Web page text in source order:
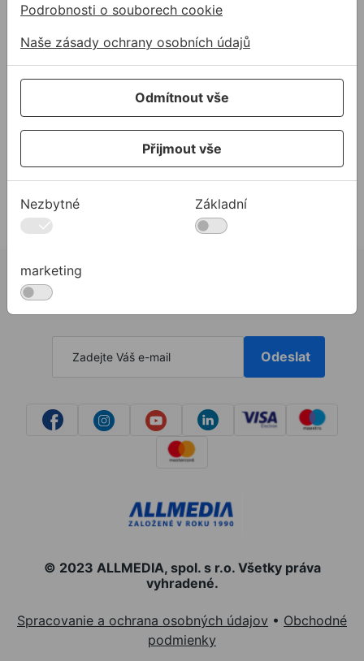
Aktuality
Partneři
Reference
AKO NAKUPOVAŤ
Proč nakupovat u nás?
Obchodní podmínky
Zásady ochrany osobních údajů
Zásady používání souborů cookie
Prohlášení o přístupnosti
Získajte prehľad o našich akciách a novinkách
Odeslat
© 2023 ALLMEDIA, spol. s r.o. Všetky práva
vyhradené.
Spracovanie a ochrana osobných údajov • Obchodné
podmienky
Podrobnosti o souborech cookie
Naše zásady ochrany osobních údajů
Odmítnout vše
Přijmout vše
Nezbytné Základní
marketing